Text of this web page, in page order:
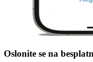
Oslonite se na